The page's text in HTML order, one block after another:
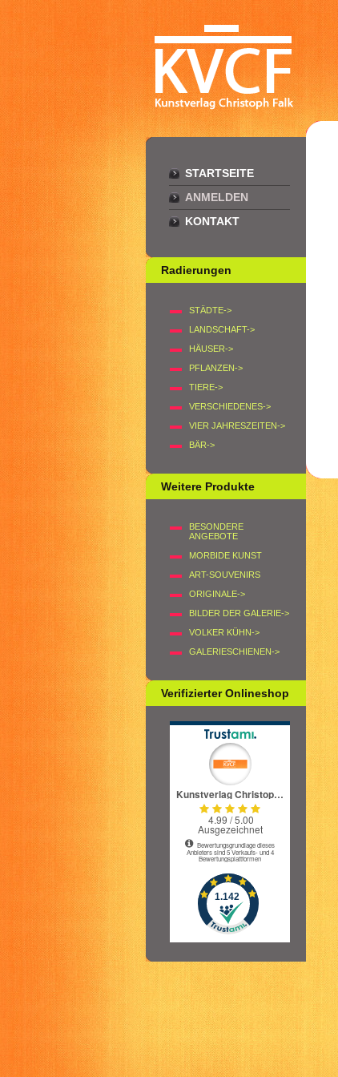
STARTSEITE
ANMELDEN
KONTAKT
Radierungen
STÄDTE->
LANDSCHAFT->
HÄUSER->
PFLANZEN->
TIERE->
VERSCHIEDENES->
VIER JAHRESZEITEN->
BÄR->
Weitere Produkte
BESONDERE
ANGEBOTE
MORBIDE KUNST
ART-SOUVENIRS
ORIGINALE->
BILDER DER GALERIE->
VOLKER KÜHN->
GALERIESCHIENEN->
Verifizierter Onlineshop